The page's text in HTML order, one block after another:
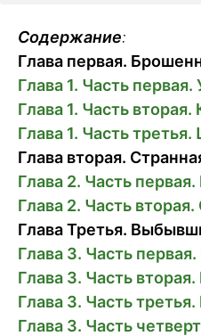
Содержание:
Глава первая.
Глава 1. Часть
Глава 1. Часть
Глава 1. Часть
Глава вторая.
Глава 2. Часть первая.
Глава 2. Часть
Глава Третья.
Глава 3. Часть
Глава 3. Часть
Глава 3. Часть
Глава 3. Часть